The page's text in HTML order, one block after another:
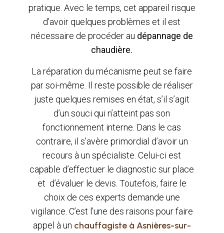
pratique. Avec le temps, cet appareil risque
d’avoir quelques problèmes et il est
nécessaire de procéder au dépannage de
chaudière.
La réparation du mécanisme peut se faire
par soi-même. Il reste possible de réaliser
juste quelques remises en état, s’il s’agit
d’un souci qui n’atteint pas son
fonctionnement interne. Dans le cas
contraire, il s’avère primordial d’avoir un
recours à un spécialiste. Celui-ci est
capable d’effectuer le diagnostic sur place
et d’évaluer le devis. Toutefois, faire le
choix de ces experts demande une
vigilance. C’est l’une des raisons pour faire
appel à un chauffagiste à Asnières-sur-